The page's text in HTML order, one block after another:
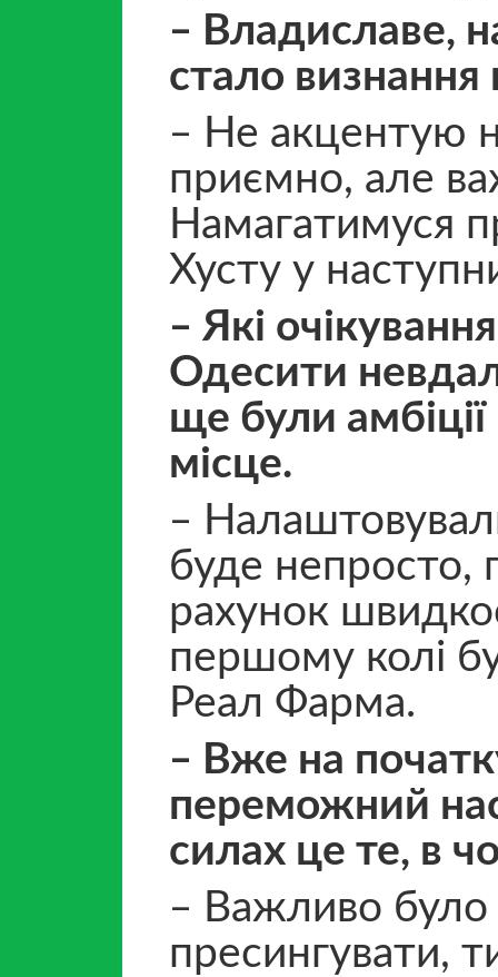
‒ Владиславе,
стало
‒ Не акцентую
приємно, але
Намагатимуся
Хусту у
‒ Які
Одесити
ще були
місце.
‒
буде непросто,
рахунок
першому колі
Реал Фарма.
‒ Вже на
переможний
силах це те, в
‒ Важливо
пресингувати,